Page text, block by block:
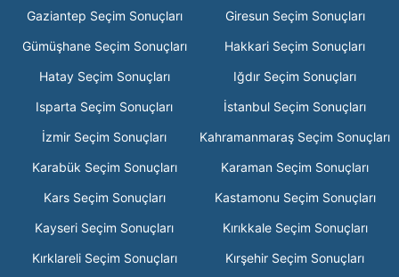
Gaziantep Seçim Sonuçları
Giresun Seçim Sonuçları
Gümüşhane Seçim Sonuçları
Hakkari Seçim Sonuçları
Hatay Seçim Sonuçları
Iğdır Seçim Sonuçları
Isparta Seçim Sonuçları
İstanbul Seçim Sonuçları
İzmir Seçim Sonuçları
Kahramanmaraş Seçim Sonuçları
Karabük Seçim Sonuçları
Karaman Seçim Sonuçları
Kars Seçim Sonuçları
Kastamonu Seçim Sonuçları
Kayseri Seçim Sonuçları
Kırıkkale Seçim Sonuçları
Kırklareli Seçim Sonuçları
Kırşehir Seçim Sonuçları